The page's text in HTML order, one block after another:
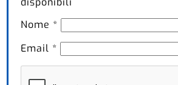
Nome *
Email *